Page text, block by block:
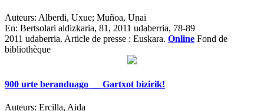
Auteurs: Alberdi, Uxue; Muñoa, Unai
En: Bertsolari aldizkaria, 81, 2011 udaberria, 78-89
2011 udaberria. Article de presse : Euskara. Online Fond de
bibliothèque
900 urte beranduago __ Gartxot bizirik!
Auteurs: Ercilla, Aida